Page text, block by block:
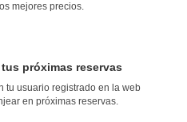
mejores precios.
próximas reservas
tu usuario registrado en la web
en próximas reservas.